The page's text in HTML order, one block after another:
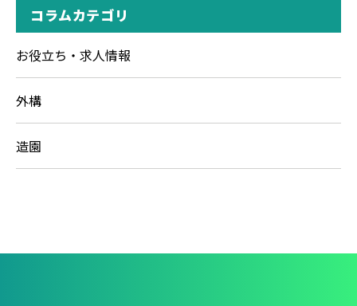
コラムカテゴリ
お役立ち・求人情報
外構
造園